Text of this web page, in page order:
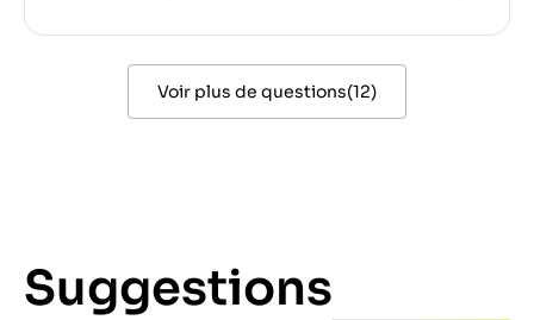
Voir plus de questions(12)
Suggestions